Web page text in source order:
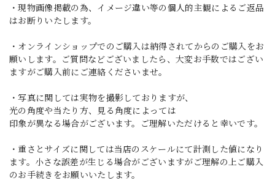
・現物画像掲載の為、イメージ違い等の個人的主観によるご返品
はお断りいたします。
・オンラインショップでのご購入は納得されてからのご購入をお
願いします。ご質問などございましたら、大変お手数ではござい
ますがご購入前にご連絡くださいませ。
・写真に関しては実物を撮影しておりますが、
光の角度や当たり方、見る角度によっては
印象が異なる場合がございます。ご理解いただけると幸いです。
・重さとサイズに関しては当店のスケールにて計測した値になり
ます。小さな誤差が生じる場合がございますがご理解の上ご購入
のお手続きをお願いいたします。